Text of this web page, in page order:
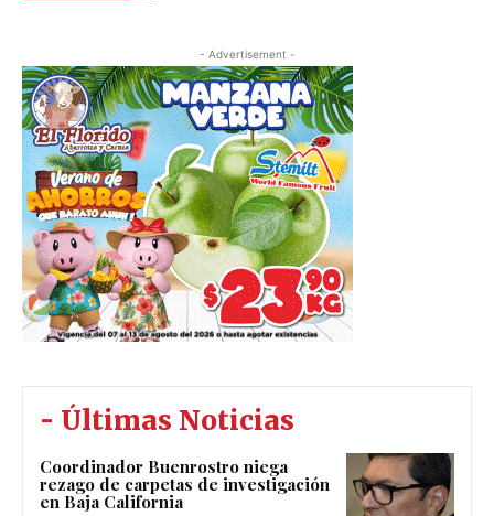
- Advertisement -
- Últimas Noticias
Coordinador Buenrostro niega
rezago de carpetas de investigación
en Baja California